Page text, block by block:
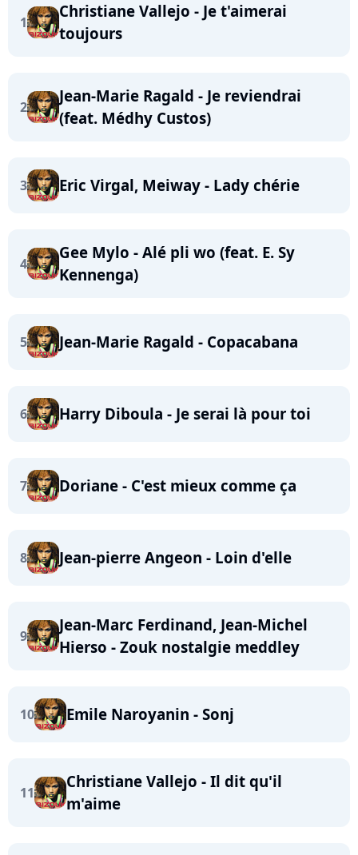
1
Christiane Vallejo - Je t'aimerai
toujours
2
Jean-Marie Ragald - Je reviendrai
(feat. Médhy Custos)
3 Eric Virgal, Meiway - Lady chérie
4
Gee Mylo - Alé pli wo (feat. E. Sy
Kennenga)
5 Jean-Marie Ragald - Copacabana
6 Harry Diboula - Je serai là pour toi
7 Doriane - C'est mieux comme ça
8 Jean-pierre Angeon - Loin d'elle
9
Jean-Marc Ferdinand, Jean-Michel
Hierso - Zouk nostalgie meddley
10 Emile Naroyanin - Sonj
11
Christiane Vallejo - Il dit qu'il
m'aime